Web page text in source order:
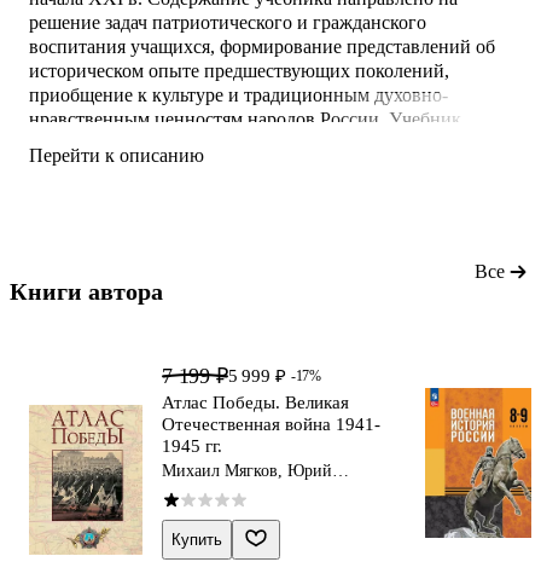
решение задач патриотического и гражданского
воспитания учащихся, формирование представлений об
историческом опыте предшествующих поколений,
приобщение к культуре и традиционным духовно-
нравственным ценностям народов России. Учебник
"История России" в образовательных организациях
Перейти к описанию
Книги автора
Все
7 199 ₽5 999 ₽ -17%
Атлас Победы. Великая
Отечественная война 1941-
1945 гг.
Михаил Мягков, Юрий
Никифоров, Олег Ржешевский
Купить